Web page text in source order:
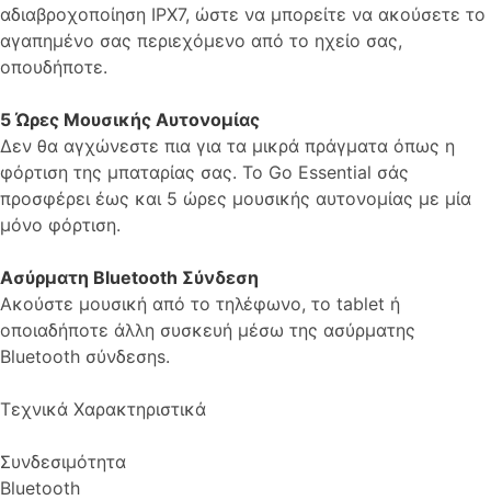
αδιαβροχοποίηση IPX7, ώστε να μπορείτε να ακούσετε το
αγαπημένο σας περιεχόμενο από το ηχείο σας,
οπουδήποτε.
5 Ώρες Μουσικής Αυτονομίας
Δεν θα αγχώνεστε πια για τα μικρά πράγματα όπως η
φόρτιση της μπαταρίας σας. Το Go Essential σάς
προσφέρει έως και 5 ώρες μουσικής αυτονομίας με μία
μόνο φόρτιση.
Ασύρματη Bluetooth Σύνδεση
Ακούστε μουσική από το τηλέφωνο, το tablet ή
οποιαδήποτε άλλη συσκευή μέσω της ασύρματης
Bluetooth σύνδεσηs.
Τεχνικά Χαρακτηριστικά
Συνδεσιμότητα
Bluetooth